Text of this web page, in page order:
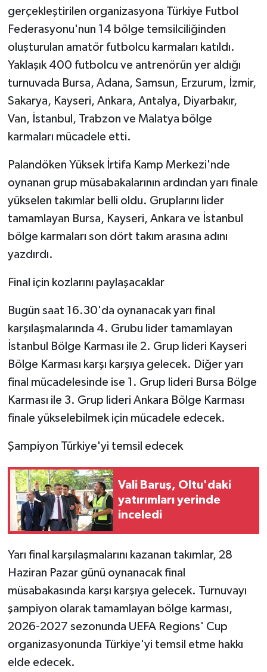
gerçekleştirilen organizasyona Türkiye Futbol
Federasyonu'nun 14 bölge temsilciliğinden
oluşturulan amatör futbolcu karmaları katıldı.
Yaklaşık 400 futbolcu ve antrenörün yer aldığı
turnuvada Bursa, Adana, Samsun, Erzurum, İzmir,
Sakarya, Kayseri, Ankara, Antalya, Diyarbakır,
Van, İstanbul, Trabzon ve Malatya bölge
karmaları mücadele etti.
Palandöken Yüksek İrtifa Kamp Merkezi'nde
oynanan grup müsabakalarının ardından yarı finale
yükselen takımlar belli oldu. Gruplarını lider
tamamlayan Bursa, Kayseri, Ankara ve İstanbul
bölge karmaları son dört takım arasına adını
yazdırdı.
Final için kozlarını paylaşacaklar
Bugün saat 16.30'da oynanacak yarı final
karşılaşmalarında 4. Grubu lider tamamlayan
İstanbul Bölge Karması ile 2. Grup lideri Kayseri
Bölge Karması karşı karşıya gelecek. Diğer yarı
final mücadelesinde ise 1. Grup lideri Bursa Bölge
Karması ile 3. Grup lideri Ankara Bölge Karması
finale yükselebilmek için mücadele edecek.
Şampiyon Türkiye'yi temsil edecek
Vali Baruş, Oltu'daki
yatırımları yerinde
inceledi
Yarı final karşılaşmalarını kazanan takımlar, 28
Haziran Pazar günü oynanacak final
müsabakasında karşı karşıya gelecek. Turnuvayı
şampiyon olarak tamamlayan bölge karması,
2026-2027 sezonunda UEFA Regions' Cup
organizasyonunda Türkiye'yi temsil etme hakkı
elde edecek.